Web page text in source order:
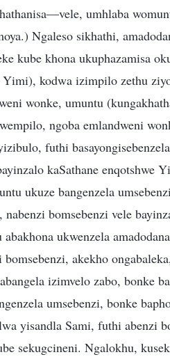
umhlaba
Ngaleso sikhathi,
kube khona ukuphazamisa
Yimi), kodwa izimpilo zethu
wonke, umuntu
ngoba emlandweni
futhi
kaSathane enqotshwe
ukuze bangenzela
bomsebenzi vele
ukwenzela
akekho
izimvelo zabo, bonke
umsebenzi, bonke
yisandla Sami, futhi abenzi
sekugcineni. Ngalokhu,